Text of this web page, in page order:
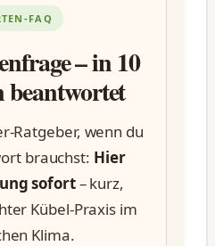
FAQ
– in 10
beantwortet
Ratgeber, wenn du
brauchst: Hier
sofort– kurz,
Kübel-Praxis im
Klima.